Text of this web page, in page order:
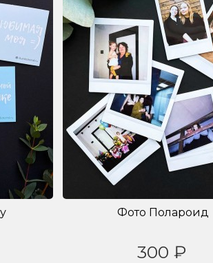
Фото Полароид
300 ₽